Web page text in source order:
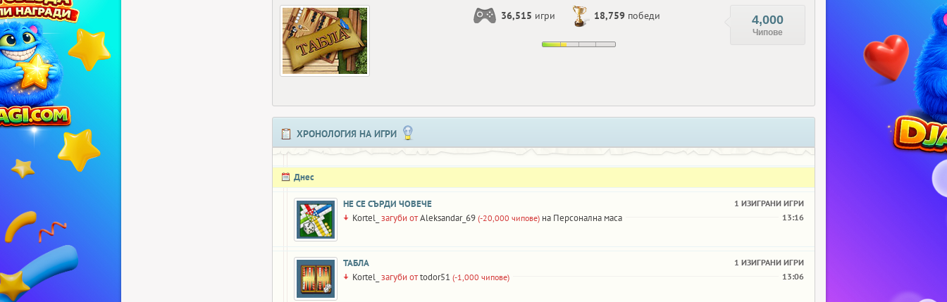
36,515 игри 18,759 победи 4,000
Чипове
ХРОНОЛОГИЯ НА ИГРИ
Днес
НЕ СЕ СЪРДИ ЧОВЕЧЕ 1 ИЗИГРАНИ ИГРИ
Kortel_ загуби отAleksandar_69 (-20,000 чипове) на Персонална маса 13:16
ТАБЛА 1 ИЗИГРАНИ ИГРИ
Kortel_ загуби отtodor51 (-1,000 чипове) 13:06